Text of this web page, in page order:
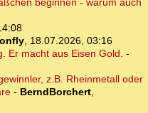
beginnen - warum auch
, 18.07.2026, 03:16
Er macht aus Eisen Gold. -
z.B. Rheinmetall oder
- BerndBorchert,